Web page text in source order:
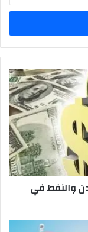
والنفط في